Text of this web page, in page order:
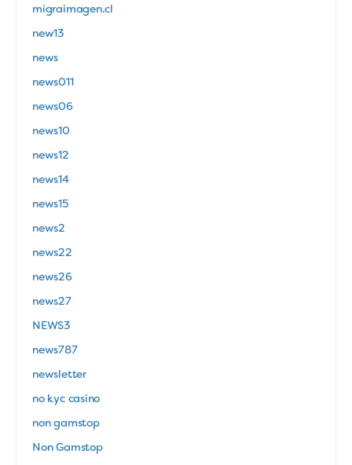
migraimagen.cl
new13
news
news011
news06
news10
news12
news14
news15
news2
news22
news26
news27
NEWS3
news787
newsletter
no kyc casino
non gamstop
Non Gamstop